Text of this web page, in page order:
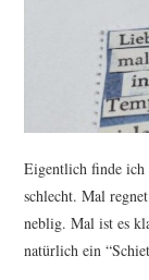
Eigentlich finde ich
schlecht. Mal
neblig. Mal ist es
natürlich ein